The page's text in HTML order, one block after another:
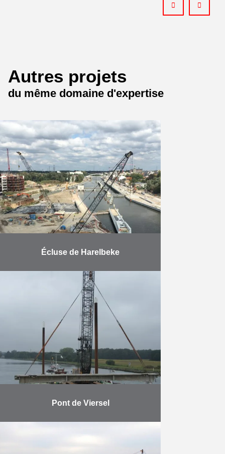
Autres projets
du même domaine d'expertise
Écluse de Harelbeke
La mission se compose des tâches
suivantes : la conception et la
construction d’un nouveau barrage-
écluse avec échelle à poissons,
l’approfondissement de la Lys, la …
En savoir plus
Pont de Viersel
s’imposaient pour permettre au